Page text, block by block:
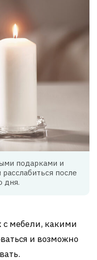
подарками и
после
дня.
с мебели, какими
и возможно